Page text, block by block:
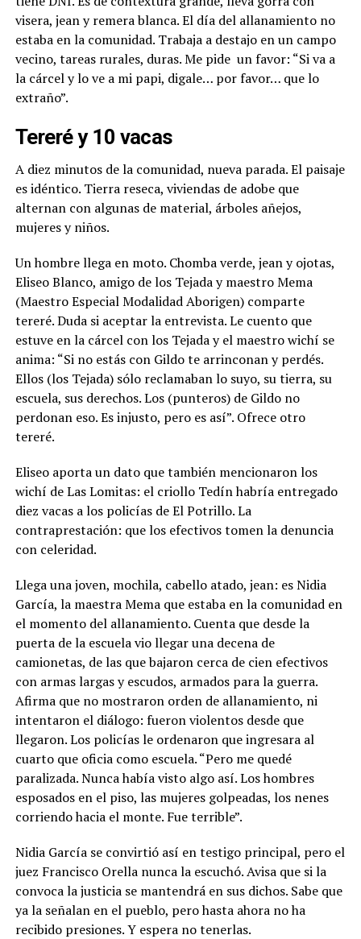
visera, jean y remera blanca. El día del allanamiento no
estaba en la comunidad. Trabaja a destajo en un campo
vecino, tareas rurales, duras. Me pide un favor: “Si va a
la cárcel y lo ve a mi papi, digale… por favor… que lo
extraño”.
Tereré y 10 vacas
A diez minutos de la comunidad, nueva parada. El paisaje
es idéntico. Tierra reseca, viviendas de adobe que
alternan con algunas de material, árboles añejos,
mujeres y niños.
Un hombre llega en moto. Chomba verde, jean y ojotas,
Eliseo Blanco, amigo de los Tejada y maestro Mema
(Maestro Especial Modalidad Aborigen) comparte
tereré. Duda si aceptar la entrevista. Le cuento que
estuve en la cárcel con los Tejada y el maestro wichí se
anima: “Si no estás con Gildo te arrinconan y perdés.
Ellos (los Tejada) sólo reclamaban lo suyo, su tierra, su
escuela, sus derechos. Los (punteros) de Gildo no
perdonan eso. Es injusto, pero es así”. Ofrece otro
tereré.
Eliseo aporta un dato que también mencionaron los
wichí de Las Lomitas: el criollo Tedín habría entregado
diez vacas a los policías de El Potrillo. La
contraprestación: que los efectivos tomen la denuncia
con celeridad.
Llega una joven, mochila, cabello atado, jean: es Nidia
García, la maestra Mema que estaba en la comunidad en
el momento del allanamiento. Cuenta que desde la
puerta de la escuela vio llegar una decena de
camionetas, de las que bajaron cerca de cien efectivos
con armas largas y escudos, armados para la guerra.
Afirma que no mostraron orden de allanamiento, ni
intentaron el diálogo: fueron violentos desde que
llegaron. Los policías le ordenaron que ingresara al
cuarto que oficia como escuela. “Pero me quedé
paralizada. Nunca había visto algo así. Los hombres
esposados en el piso, las mujeres golpeadas, los nenes
corriendo hacia el monte. Fue terrible”.
Nidia García se convirtió así en testigo principal, pero el
juez Francisco Orella nunca la escuchó. Avisa que si la
convoca la justicia se mantendrá en sus dichos. Sabe que
ya la señalan en el pueblo, pero hasta ahora no ha
recibido presiones. Y espera no tenerlas.